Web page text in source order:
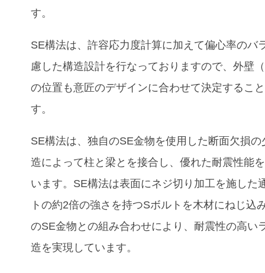
す。
SE構法は、許容応力度計算に加えて偏心率のバ
慮した構造設計を行なっておりますので、外壁
の位置も意匠のデザインに合わせて決定するこ
す。
SE構法は、独自のSE金物を使用した断面欠損の
造によって柱と梁とを接合し、優れた耐震性能
います。SE構法は表面にネジ切り加工を施した
トの約2倍の強さを持つSボルトを木材にねじ込
のSE金物との組み合わせにより、耐震性の高い
造を実現しています。